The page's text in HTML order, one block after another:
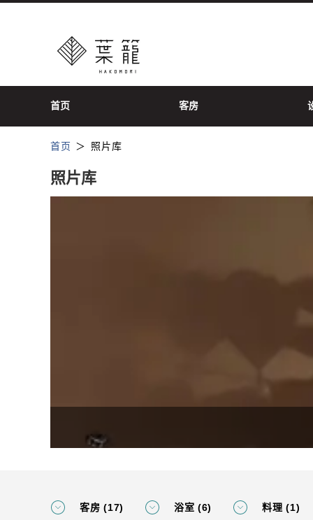
首页 客房
首页 照片库
照片库
客房 (17) 浴室 (6) 料理 (1)